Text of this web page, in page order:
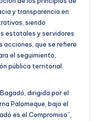
y transparencia en
siendo
estatales y servidores
acciones, que se refiere
el seguimiento,
pública territorial.
dirigida por el
Palomeque, bajo el
es el Compromiso”,